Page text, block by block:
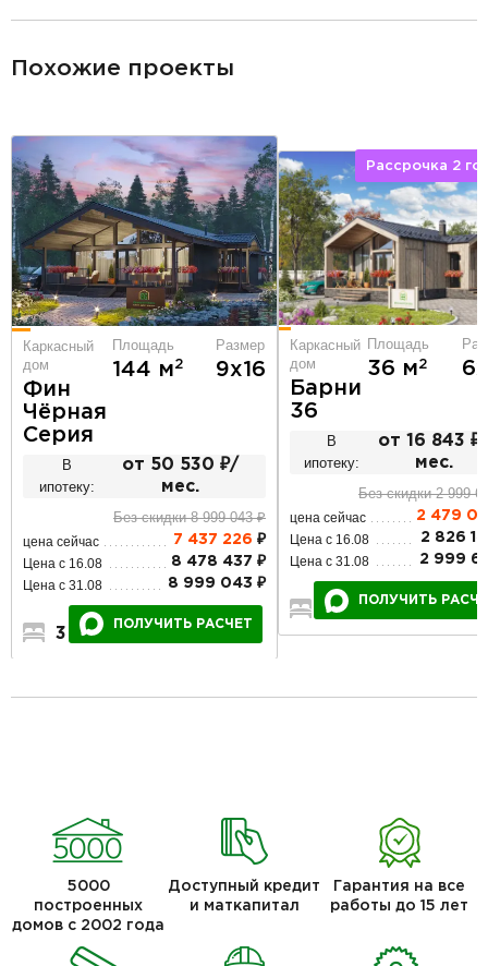
Похожие проекты
Каркасный
дом
Фин
Чёрная
Серия
Площадь
144 м2
Размер
9х16
В
ипотеку:
от 50 530 ₽/
мес.
Без скидки 8 999 043 ₽
цена сейчас 7 437 226 ₽
Цена с 16.08 8 478 437 ₽
Цена с 31.08 8 999 043 ₽
3 2 1
ПОЛУЧИТЬ РАСЧЕТ
Рассрочка 2
Каркасный
дом
Барни
36
Площадь
36 м2
В
ипотеку:
от 16 843 ₽/
мес.
Без скидки 2 999
цена сейчас 2 479
Цена с 16.08 2 826
Цена с 31.08 2 999
1
ПОЛУЧИТЬ
5000
построенных
домов с 2002 года
Доступный кредит
и маткапитал
Гарантия на все
работы до 15 лет